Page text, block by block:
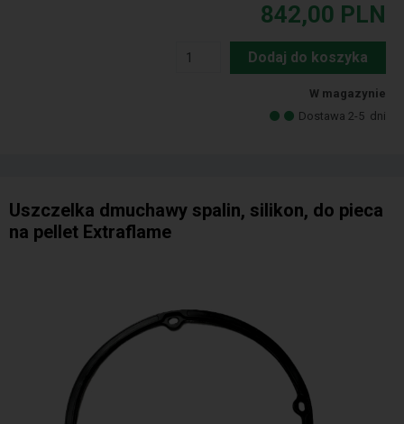
842,00 PLN
Dodaj do koszyka
W magazynie
Dostawa 2-5 dni
Uszczelka dmuchawy spalin, silikon, do pieca
na pellet Extraflame